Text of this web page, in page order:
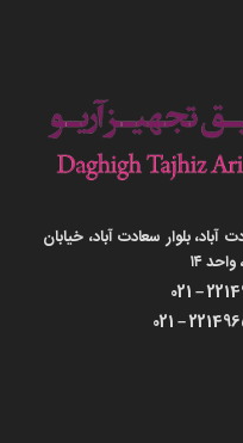
آباد، بلوار سعادت آباد، خیابان